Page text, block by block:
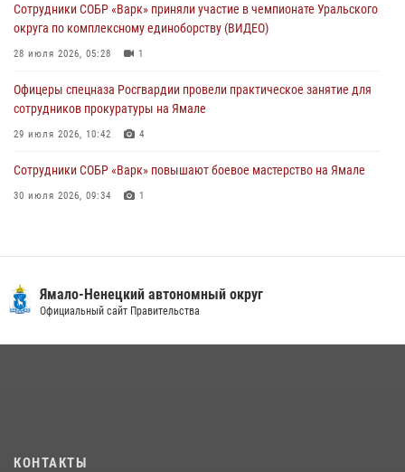
Офицеры спецназа Росгвардии провели практическое занятие для
сотрудников прокуратуры на Ямале
29 июля 2026, 10:42 4
Сотрудники СОБР «Варк» приняли участие в чемпионате Уральского
округа по комплексному единоборству (ВИДЕО)
28 июля 2026, 05:28 1
Офицеры спецназа Росгвардии провели практическое занятие для
сотрудников прокуратуры на Ямале
29 июля 2026, 10:42 4
Сотрудники СОБР «Варк» повышают боевое мастерство на Ямале
30 июля 2026, 09:34 1
18 июля 2026, 09:36 3
«Росгвардия. Вехи истории»: войска правопорядка на охране
стратегических объектов поверженной Германии (видео)
Ямало-Ненецкий автономный округ
Официальный сайт Правительства
КОНТАКТЫ